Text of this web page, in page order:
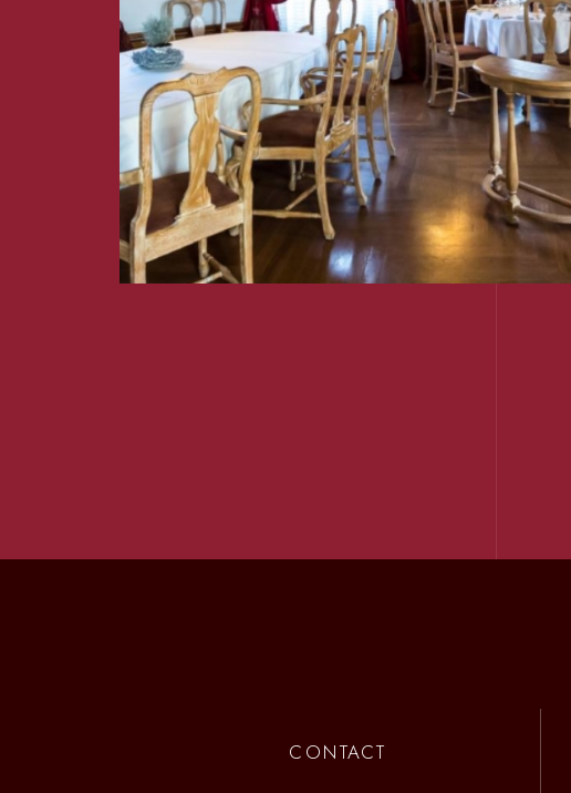
CONTACT